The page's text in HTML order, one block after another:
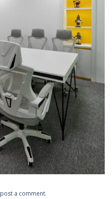
post a comment.